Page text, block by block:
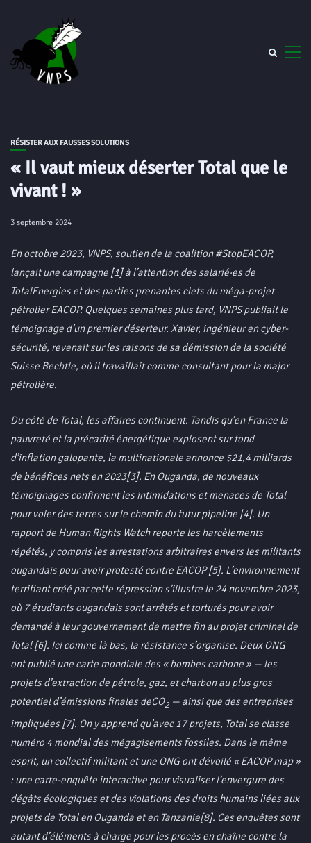
RÉSISTER AUX FAUSSES SOLUTIONS
« Il vaut mieux déserter Total que le
vivant ! »
3 septembre 2024
En octobre 2023, VNPS, soutien de la coalition #StopEACOP,
lançait une campagne [1] à l’attention des salarié·es de
TotalEnergies et des parties prenantes clefs du méga-projet
pétrolier EACOP. Quelques semaines plus tard, VNPS publiait le
témoignage d’un premier déserteur. Xavier, ingénieur en cyber-
sécurité, revenait sur les raisons de sa démission de la société
Suisse Bechtle, où il travaillait comme consultant pour la major
pétrolière.
Du côté de Total, les affaires continuent. Tandis qu’en France la
pauvreté et la précarité énergétique explosent sur fond
d’inflation galopante, la multinationale annonce $21,4 milliards
de bénéfices nets en 2023[3]. En Ouganda, de nouveaux
témoignages confirment les intimidations et menaces de Total
pour voler des terres sur le chemin du futur pipeline [4]. Un
rapport de Human Rights Watch reporte les harcèlements
répétés, y compris les arrestations arbitraires envers les militants
ougandais pour avoir protesté contre EACOP [5]. L’environnement
terrifiant créé par cette répression s’illustre le 24 novembre 2023,
où 7 étudiants ougandais sont arrêtés et torturés pour avoir
demandé à leur gouvernement de mettre fin au projet criminel de
Total [6]. Ici comme là bas, la résistance s’organise. Deux ONG
ont publié une carte mondiale des « bombes carbone » — les
projets d’extraction de pétrole, gaz, et charbon au plus gros
potentiel d’émissions finales deCO2— ainsi que des entreprises
impliquées [7]. On y apprend qu’avec 17 projets, Total se classe
numéro 4 mondial des mégagisements fossiles. Dans le même
esprit, un collectif militant et une ONG ont dévoilé « EACOP map »
: une carte-enquête interactive pour visualiser l’envergure des
dégâts écologiques et des violations des droits humains liées aux
projets de Total en Ouganda et en Tanzanie[8]. Ces enquêtes sont
autant d’éléments à charge pour les procès en chaîne contre la